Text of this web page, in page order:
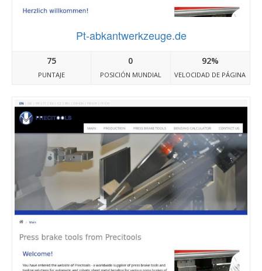
Pt-abkantwerkzeuge.de
75
PUNTAJE
0
POSICIÓN MUNDIAL
92%
VELOCIDAD DE PÁGINA